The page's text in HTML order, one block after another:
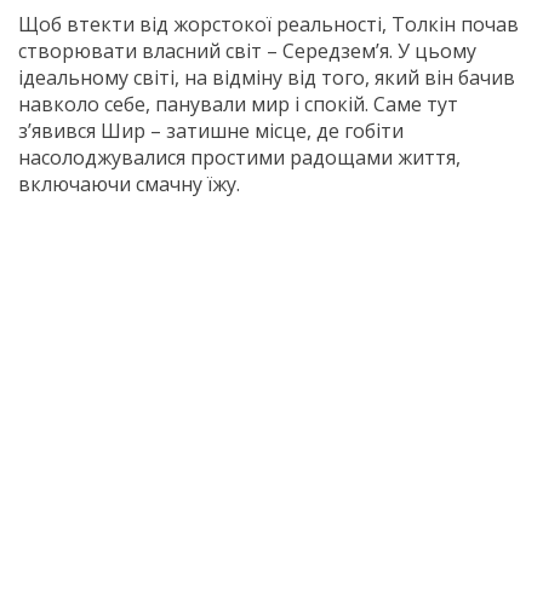
Щоб втекти від жорстокої реальності, Толкін почав
створювати власний світ – Середзем’я. У цьому
ідеальному світі, на відміну від того, який він бачив
навколо себе, панували мир і спокій. Саме тут
з’явився Шир – затишне місце, де гобіти
насолоджувалися простими радощами життя,
включаючи смачну їжу.